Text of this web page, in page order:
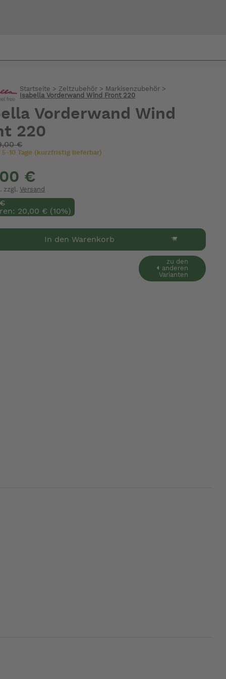
Startseite > Zeltzubehör > Markisenzubehör >
Isabella Vorderwand Wind Front 220
Vorderwand Wind
220
€
10 Tage (kurzfristig lieferbar)
€
zzgl. Versand
20,00 € (10%)
In den Warenkorb
zu den
anderen
Varianten